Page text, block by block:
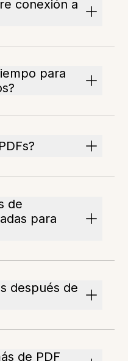
conexión a
para
de
para
después de
de PDF